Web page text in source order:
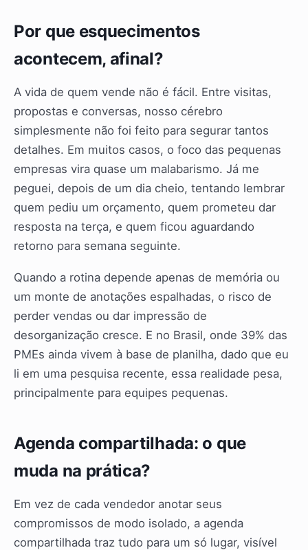
Por que esquecimentos
acontecem, afinal?
A vida de quem vende não é fácil. Entre visitas,
propostas e conversas, nosso cérebro
simplesmente não foi feito para segurar tantos
detalhes. Em muitos casos, o foco das pequenas
empresas vira quase um malabarismo. Já me
peguei, depois de um dia cheio, tentando lembrar
quem pediu um orçamento, quem prometeu dar
resposta na terça, e quem ficou aguardando
retorno para semana seguinte.
Quando a rotina depende apenas de memória ou
um monte de anotações espalhadas, o risco de
perder vendas ou dar impressão de
desorganização cresce. E no Brasil, onde 39% das
PMEs ainda vivem à base de planilha, dado que eu
li em uma pesquisa recente, essa realidade pesa,
principalmente para equipes pequenas.
Agenda compartilhada: o que
muda na prática?
Em vez de cada vendedor anotar seus
compromissos de modo isolado, a agenda
compartilhada traz tudo para um só lugar, visível